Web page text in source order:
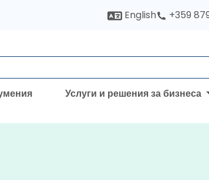
English +359
Услуги и решения за бизнеса